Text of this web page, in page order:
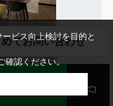
てお問い合わせ
ビス向上検討を目的と
確認ください。